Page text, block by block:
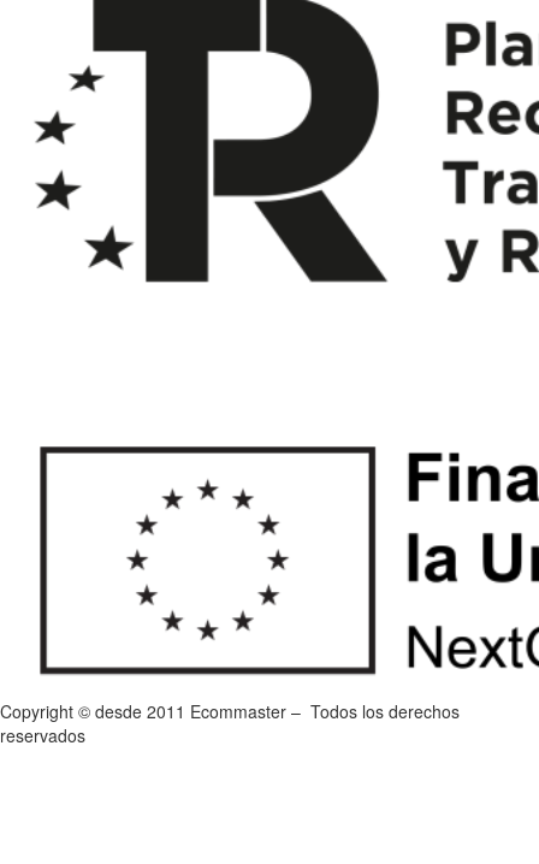
Copyright © desde 2011 Ecommaster – Todos los derechos
reservados